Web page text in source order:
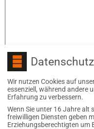
E-Mail-Adresse
Wir nutzen Cookies auf
essenziell, während andere
Erfahrung zu verbessern.
Wenn Sie unter 16 Jahre alt
freiwilligen Diensten geben
Erziehungsberechtigten um